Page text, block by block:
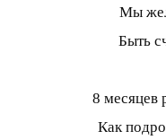
Мы
Быть
8 месяцев
Как